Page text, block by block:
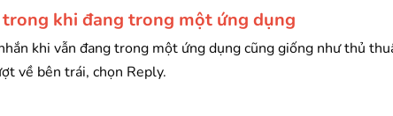
khi đang trong một ứng dụng
khi vẫn đang trong một ứng dụng cũng giống như thủ
về bên trái, chọn Reply.